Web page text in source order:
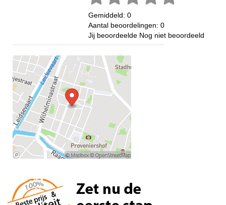
Gemiddeld: 0
Aantal beoordelingen: 0
Jij beoordeelde Nog niet beoordeeld